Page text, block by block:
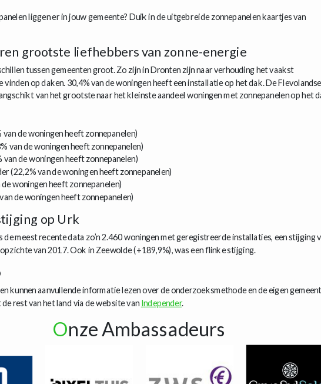
liggen er in jouw gemeente? Duik in de uitgebreide zonnepanelen kaartjes van
grootste liefhebbers van zonne-energie
tussen gemeenten groot. Zo zijn in Dronten zijn naar verhouding het vaakst
vinden op daken. 30,4% van de woningen heeft een installatie op het dak. De Flevolandse
van het grootste naar het kleinste aandeel woningen met zonnepanelen op het
de woningen heeft zonnepanelen)
van de woningen heeft zonnepanelen)
van de woningen heeft zonnepanelen)
(22,2% van de woningen heeft zonnepanelen)
woningen heeft zonnepanelen)
de woningen heeft zonnepanelen)
op Urk
meest recente data zo’n 2.460 woningen met geregistreerde installaties, een stijging
van 2017. Ook in Zeewolde (+189,9%), was een flinke stijging.
kunnen aanvullende informatie lezen over de onderzoeksmethode en de eigen
rest van het land via de website van Independer.
Onze Ambassadeurs